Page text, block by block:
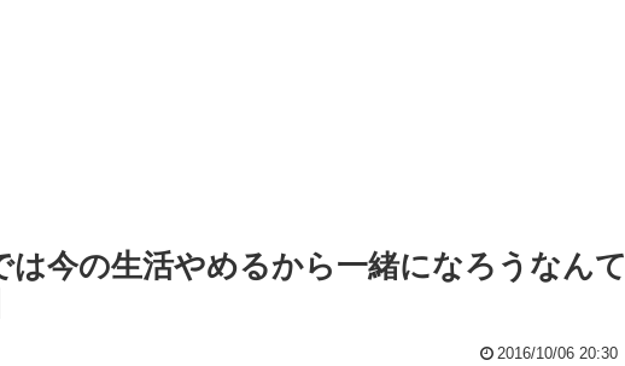
は今の生活やめるから一緒になろうなんて
2016/10/06 20:30